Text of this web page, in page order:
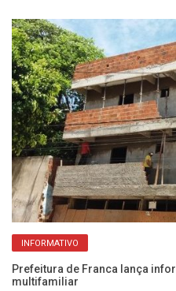
INFORMATIVO
Prefeitura de Franca lança
multifamiliar